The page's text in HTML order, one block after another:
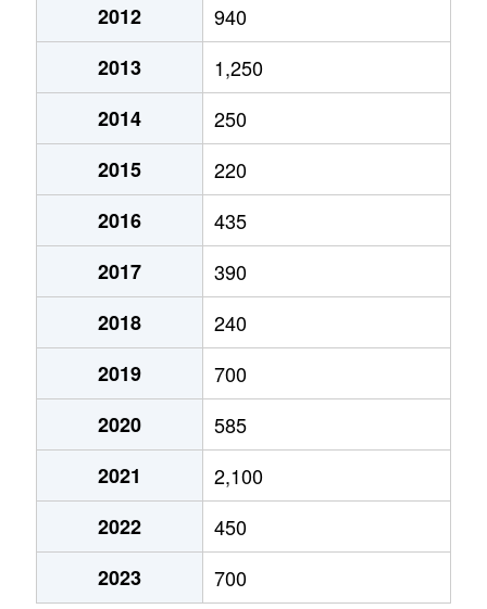
2012
940
2013
1,250
2014
250
2015
220
2016
435
2017
390
2018
240
2019
700
2020
585
2021
2,100
2022
450
2023
700